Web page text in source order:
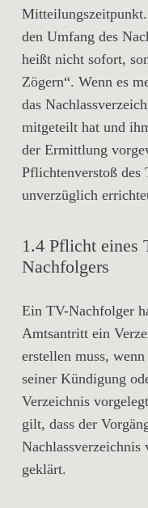
Mitteilungszeitpunkt.
den Umfang des
heißt nicht sofort,
Zögern“. Wenn es
das
mitgeteilt hat und
der Ermittlung
Pflichtenverstoß des
unverzüglich
1.4 Pflicht eines
Nachfolgers
Ein TV-Nachfolger
Amtsantritt ein
erstellen muss,
seiner Kündigung
Verzeichnis
gilt, dass der
geklärt.